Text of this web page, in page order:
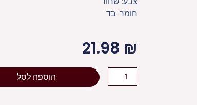
חומר: בד
21.98 ₪
כמות
של
הוספה לסל